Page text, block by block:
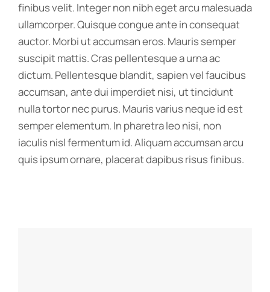
finibus velit. Integer non nibh eget arcu malesuada
ullamcorper. Quisque congue ante in consequat
auctor. Morbi ut accumsan eros. Mauris semper
suscipit mattis. Cras pellentesque a urna ac
dictum. Pellentesque blandit, sapien vel faucibus
accumsan, ante dui imperdiet nisi, ut tincidunt
nulla tortor nec purus. Mauris varius neque id est
semper elementum. In pharetra leo nisi, non
iaculis nisl fermentum id. Aliquam accumsan arcu
quis ipsum ornare, placerat dapibus risus finibus.